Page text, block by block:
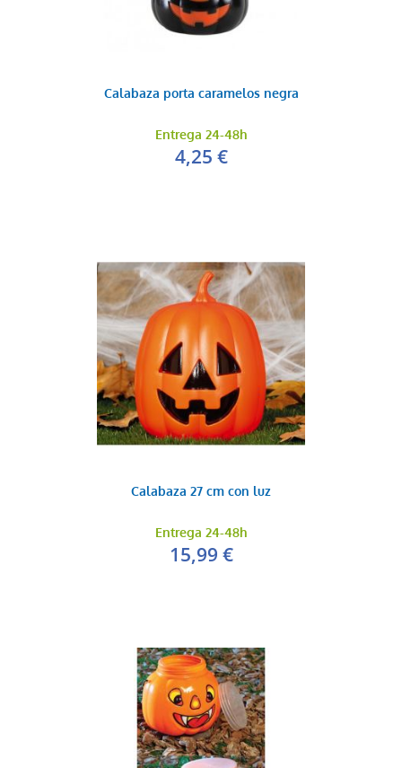
Calabaza porta caramelos negra
Entrega 24-48h
4,25 €
Calabaza 27 cm con luz
Entrega 24-48h
15,99 €